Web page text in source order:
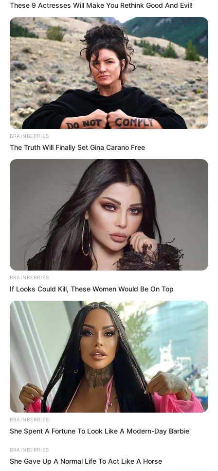
These 9 Actresses Will Make You Rethink Good And Evil!
BRAINBERRIES
The Truth Will Finally Set Gina Carano Free
BRAINBERRIES
If Looks Could Kill, These Women Would Be On Top
BRAINBERRIES
She Spent A Fortune To Look Like A Modern-Day Barbie
BRAINBERRIES
She Gave Up A Normal Life To Act Like A Horse